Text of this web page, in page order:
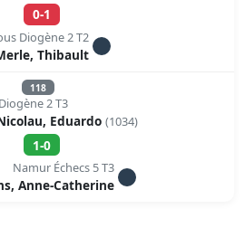
0-1
Diogène 2 T2
Thibault
118
2 T3
Eduardo (1034)
1-0
Namur Échecs 5 T3
Anne-Catherine